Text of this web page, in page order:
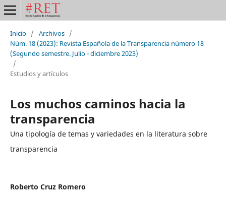
Inicio / Archivos /
Núm. 18 (2023): Revista Española de la Transparencia número 18
(Segundo semestre. Julio - diciembre 2023)
/
Estudios y artículos
Los muchos caminos hacia la
transparencia
Una tipología de temas y variedades en la literatura sobre
transparencia
Roberto Cruz Romero